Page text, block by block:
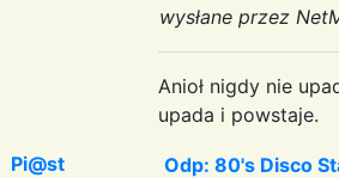
wysłane przez
Anioł nigdy nie
upada i powstaje.
Pi@st
Odp: 80's Disco